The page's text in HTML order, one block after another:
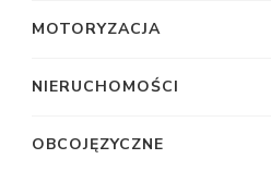
MOTORYZACJA
NIERUCHOMOŚCI
OBCOJĘZYCZNE